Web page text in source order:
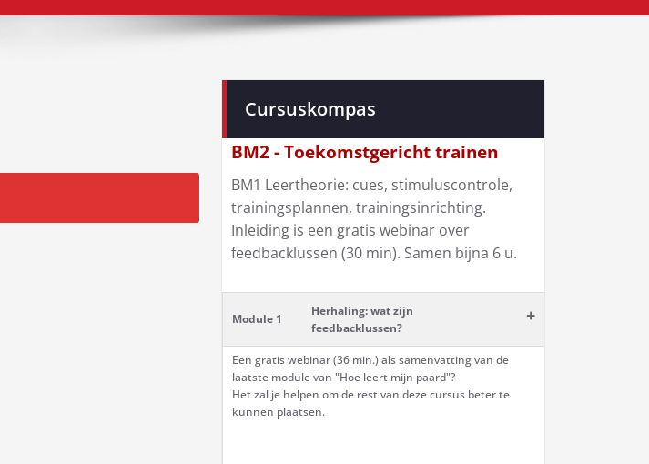
Cursuskompas
BM2 - Toekomstgericht trainen
BM1 Leertheorie: cues, stimuluscontrole,
trainingsplannen, trainingsinrichting.
Inleiding is een gratis webinar over
feedbacklussen (30 min). Samen bijna 6 u.
Module 1
Herhaling: wat zijn
feedbacklussen?
+
Een gratis webinar (36 min.) als samenvatting van de
laatste module van "Hoe leert mijn paard"?
Het zal je helpen om de rest van deze cursus beter te
kunnen plaatsen.